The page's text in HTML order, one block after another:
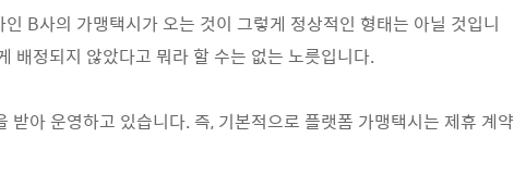
B사의 가맹택시가 오는 것이 그렇게 정상적인 형태는 아닐 것입니
배정되지 않았다고 뭐라 할 수는 없는 노릇입니다.
받아 운영하고 있습니다. 즉, 기본적으로 플랫폼 가맹택시는 제휴 계약